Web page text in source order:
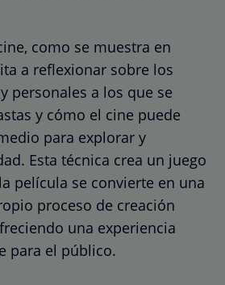
como se muestra en
a reflexionar sobre los
personales a los que se
y cómo el cine puede
para explorar y
Esta técnica crea un juego
película se convierte en una
proceso de creación
una experiencia
para el público.